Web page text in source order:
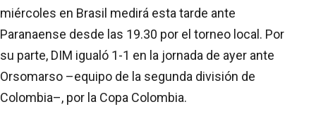
miércoles en Brasil medirá esta tarde ante
Paranaense desde las 19.30 por el torneo local. Por
su parte, DIM igualó 1-1 en la jornada de ayer ante
Orsomarso –equipo de la segunda división de
Colombia–, por la Copa Colombia.